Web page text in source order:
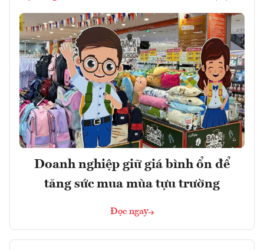
Doanh nghiệp giữ giá bình ổn để
tăng sức mua mùa tựu trường
Đọc ngay